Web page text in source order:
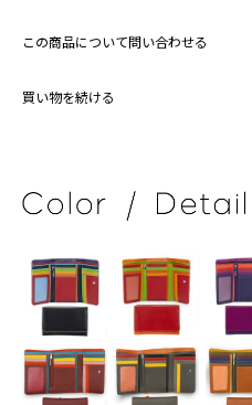
この商品について問い合わせる
買い物を続ける